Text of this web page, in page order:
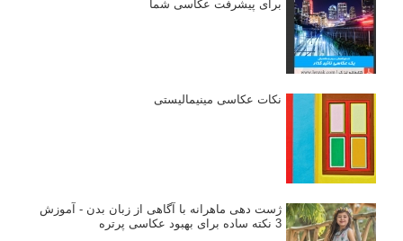
برای پیشرفت عکاسی شما
نکات عکاسی مینیمالیستی
ژست دهی ماهرانه با آگاهی از زبان بدن - آموزش
3 نکته ساده برای بهبود عکاسی پرتره